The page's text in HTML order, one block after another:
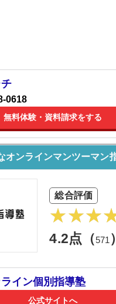
0618
無料体験・資料請求をする
オンラインマンツーマン
総合評価
4.2点（571 ）
ライン個別指導塾
公式サイトへ